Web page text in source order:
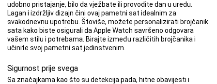
udobno pristajanje, bilo da vježbate ili provodite dan u uredu.
Lagan i izdržljiv dizajn čini ovaj pametni sat idealnim za
svakodnevnu upotrebu. Štoviše, možete personalizirati brojčanik
sata kako biste osigurali da Apple Watch savršeno odgovara
vašem stilu i potrebama. Birajte između različitih brojčanika i
učinite svoj pametni sat jedinstvenim.
Sigurnost prije svega
Sa značajkama kao što su detekcija pada, hitne obavijesti i